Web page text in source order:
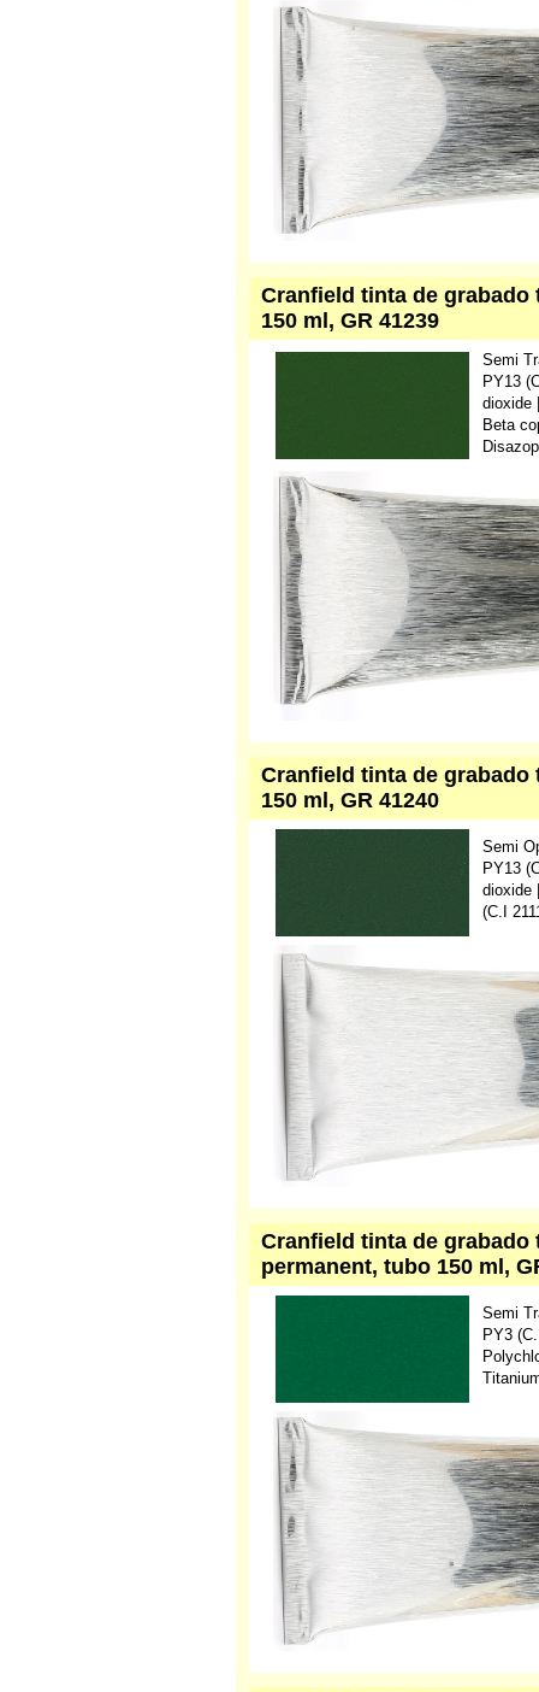
Cranfield tinta de grabado
150 ml, GR 41239
Semi
PY13
dioxide
Beta
Cranfield tinta de grabado
150 ml, GR 41240
Semi
PY13
dioxide
(C.I
Cranfield tinta de grabado
permanent, tubo 150 ml,
Semi
PY3